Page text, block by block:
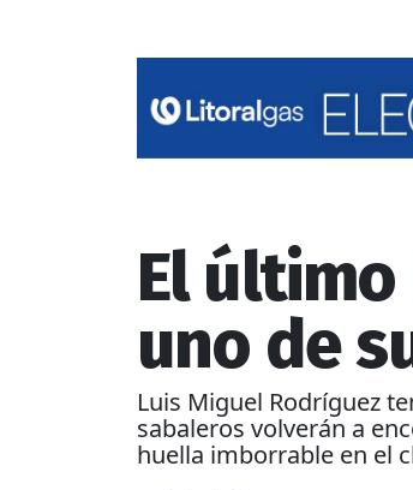
El
uno de
Luis Miguel Rodríguez
sabaleros volverán a
huella imborrable en el